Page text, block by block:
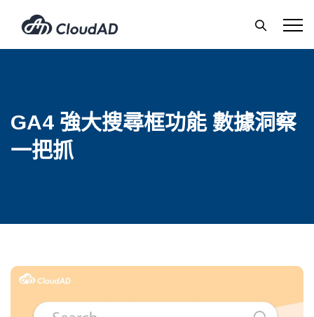
GA4 強大搜尋框功能 數據洞察
一把抓